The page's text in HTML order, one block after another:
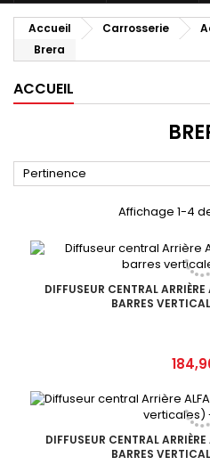
Accueil Carrosserie
Brera
ACCUEIL
Pertinence
Affichage 1-4
DIFFUSEUR CENTRAL
BARRES
Prix
DIFFUSEUR CENTRAL
BARRES